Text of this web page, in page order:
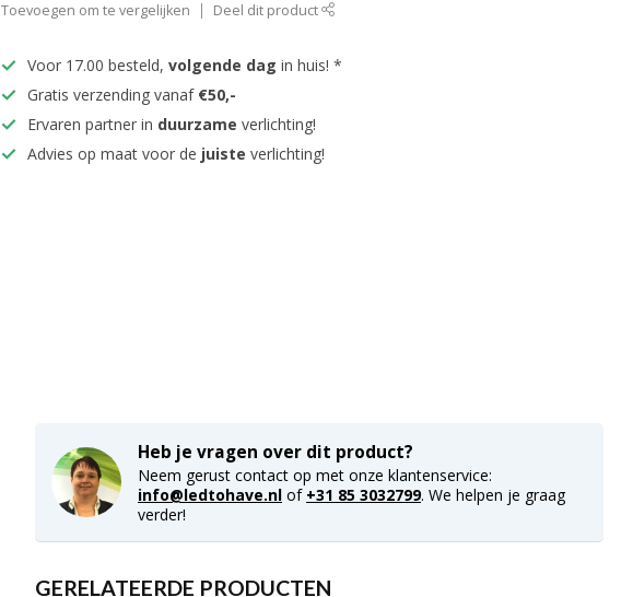
Toevoegen om te vergelijken Deel dit product
Voor 17.00 besteld,volgende dag in huis! *
Gratis verzending vanaf €50,-
Ervaren partner in duurzame verlichting!
Advies op maat voor de juiste verlichting!
Heb je vragen over dit product?
Neem gerust contact op met onze klantenservice:
info@ledtohave.nl of +31 85 3032799. We helpen je graag
verder!
GERELATEERDE PRODUCTEN